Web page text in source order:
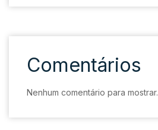
Comentários
Nenhum comentário para mostrar.